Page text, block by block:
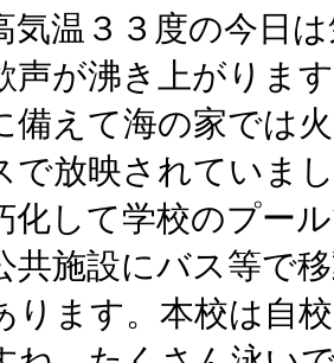
気温３３度の今日
声が沸き上がりま
備えて海の家では
で放映されていま
化して学校のプー
共施設にバス等で
ります。本校は自